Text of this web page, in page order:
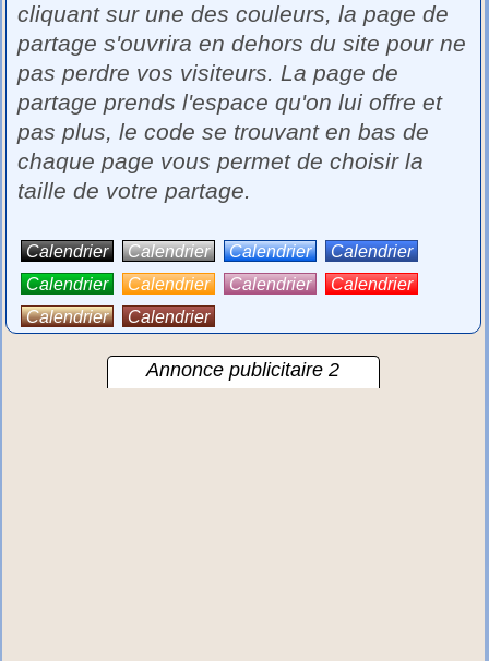
cliquant sur une des couleurs, la page de
partage s'ouvrira en dehors du site pour ne
pas perdre vos visiteurs. La page de
partage prends l'espace qu'on lui offre et
pas plus, le code se trouvant en bas de
chaque page vous permet de choisir la
taille de votre partage.
Calendrier Calendrier Calendrier
Calendrier
Calendrier
Calendrier Calendrier
Calendrier
Calendrier
Calendrier
Annonce publicitaire 2